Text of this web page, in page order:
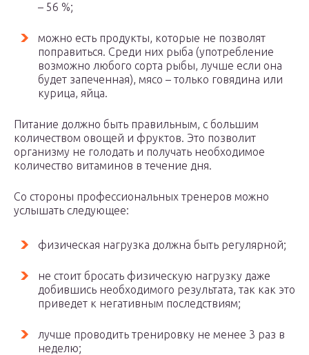
– 56 %;
можно есть продукты, которые не позволят
поправиться. Среди них рыба (употребление
возможно любого сорта рыбы, лучше если она
будет запеченная), мясо – только говядина или
курица, яйца.
Питание должно быть правильным, с большим
количеством овощей и фруктов. Это позволит
организму не голодать и получать необходимое
количество витаминов в течение дня.
Со стороны профессиональных тренеров можно
услышать следующее:
физическая нагрузка должна быть регулярной;
не стоит бросать физическую нагрузку даже
добившись необходимого результата, так как это
приведет к негативным последствиям;
лучше проводить тренировку не менее 3 раз в
неделю;